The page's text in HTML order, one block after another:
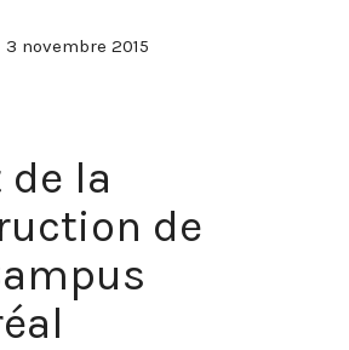
3 novembre 2015
de la
de